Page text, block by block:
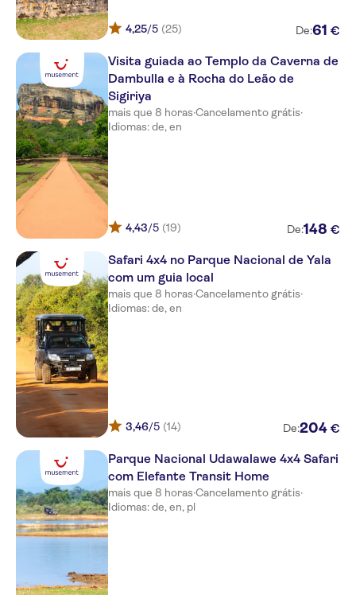
Saman Villas
Citrus Hikkaduwa
Mermaid Hotel & Club
Shinagawa Beach
The Fortress Resort & Spa
Eden Resort & Spa
Radisson Blu Resort Galle
Le Grand Galle
Hikka Tranz by Cinnamon
Coral Sands Hikkaduwa
Cinnamon Bey
Lanka Princess
Turyaa Kalutara
Mount Lavinia
Bentota Beach by Cinnamon
The Palms
Koggala Beach Hotel
EKHO Surf
The Blue Water
4,25/5 (25) De:61 €
Visita guiada ao Templo da Caverna de
Dambulla e à Rocha do Leão de
Sigiriya
mais que 8 horas·Cancelamento grátis·
Idiomas: de, en
4,43/5 (19) De:148 €
Safari 4x4 no Parque Nacional de Yala
com um guia local
mais que 8 horas·Cancelamento grátis·
Idiomas: de, en
3,46/5 (14) De:204 €
Parque Nacional Udawalawe 4x4 Safari
com Elefante Transit Home
mais que 8 horas·Cancelamento grátis·
Idiomas: de, en, pl